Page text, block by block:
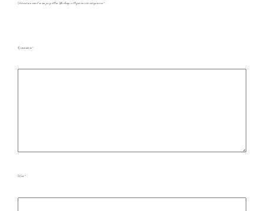
Votre adresse e-mail ne sera pas publiée. Les champs obligatoires sont indiqués avec*
Commentaire*
Nom *